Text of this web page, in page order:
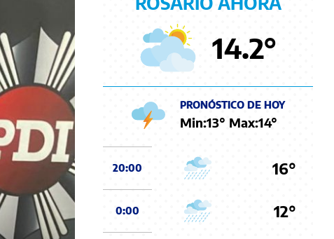
14.2°
PRONÓSTICO DE HOY
Min:13° Max:14°
20:00 16°
0:00 12°